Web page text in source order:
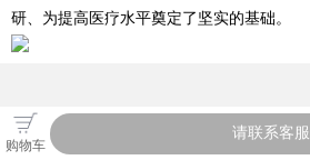
研、为提高医疗水平奠定了坚实的基础。
购物车
请联系客服